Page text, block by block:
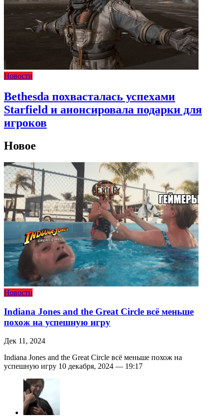
Новости
Bethesda похвасталась успехами
Starfield и анонсировала подарки для
игроков
Новое
Новости
Indiana Jones and the Great Circle всё меньше
похож на успешную игру
Дек 11, 2024
Indiana Jones and the Great Circle всё меньше похож на
успешную игру 10 декабря, 2024 — 19:17